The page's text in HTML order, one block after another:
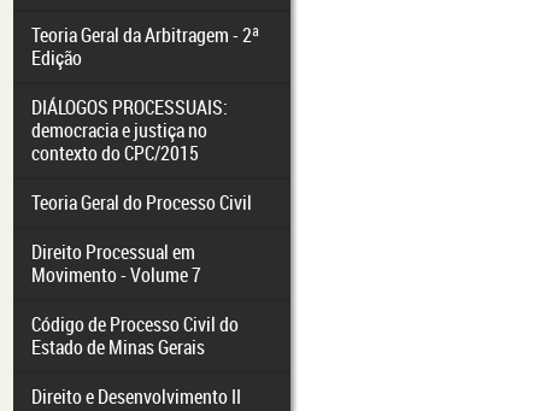
Teoria Geral da Arbitragem - 2ª
Edição
DIÁLOGOS PROCESSUAIS:
democracia e justiça no
contexto do CPC/2015
Teoria Geral do Processo Civil
Direito Processual em
Movimento - Volume 7
Código de Processo Civil do
Estado de Minas Gerais
Direito e Desenvolvimento II